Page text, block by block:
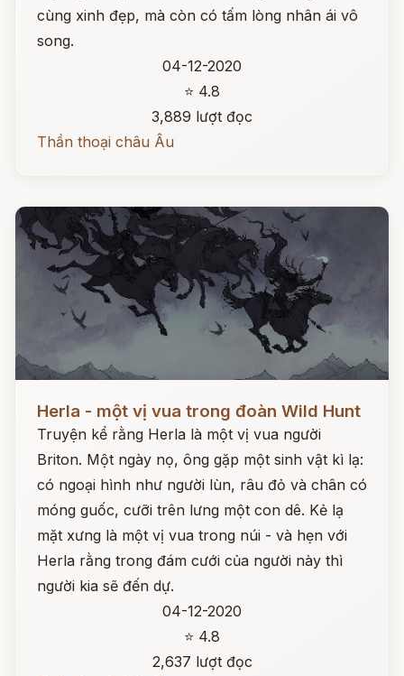
cùng xinh đẹp, mà còn có tấm lòng nhân ái vô
song.
04-12-2020
⭐ 4.8
3,889 lượt đọc
Thần thoại châu Âu
Herla - một vị vua trong đoàn Wild Hunt
Truyện kể rằng Herla là một vị vua người
Briton. Một ngày nọ, ông gặp một sinh vật kì lạ:
có ngoại hình như người lùn, râu đỏ và chân có
móng guốc, cưỡi trên lưng một con dê. Kẻ lạ
mặt xưng là một vị vua trong núi - và hẹn với
Herla rằng trong đám cưới của người này thì
người kia sẽ đến dự.
04-12-2020
⭐ 4.8
2,637 lượt đọc